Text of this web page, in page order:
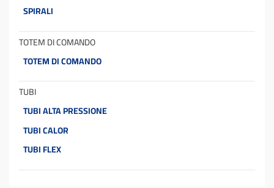
SPIRALI
TOTEM DI COMANDO
TOTEM DI COMANDO
TUBI
TUBI ALTA PRESSIONE
TUBI CALOR
TUBI FLEX